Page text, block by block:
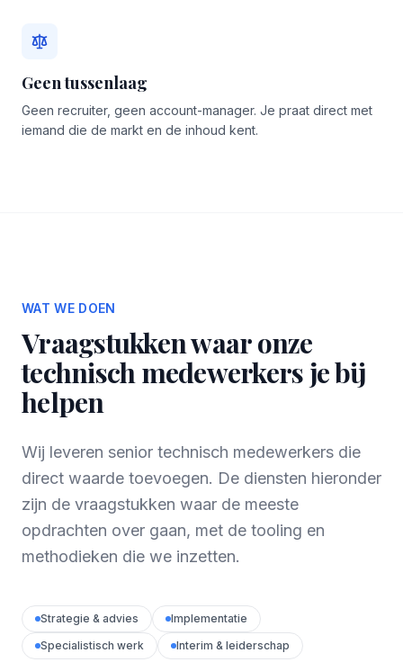
Geen tussenlaag
Geen recruiter, geen account-manager. Je praat direct met
iemand die de markt en de inhoud kent.
WAT WE DOEN
Vraagstukken waar onze
technisch medewerkers je bij
helpen
Wij leveren senior technisch medewerkers die
direct waarde toevoegen. De diensten hieronder
zijn de vraagstukken waar de meeste
opdrachten over gaan, met de tooling en
methodieken die we inzetten.
Strategie & advies
Implementatie
Specialistisch werk
Interim & leiderschap